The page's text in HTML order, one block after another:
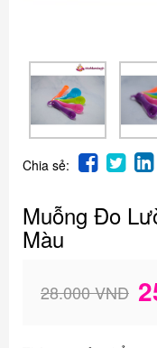
Chia sẻ:
Muỗng Đo
Màu
28.000 VNĐ